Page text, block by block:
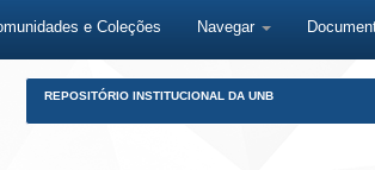
e Coleções Navegar
REPOSITÓRIO INSTITUCIONAL DA UNB